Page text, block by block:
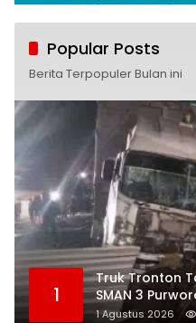
Popular Posts
Berita Terpopuler Bulan ini
1
Truk Tronton
SMAN 3
Dunia, Polisi
1 Agustus 2026